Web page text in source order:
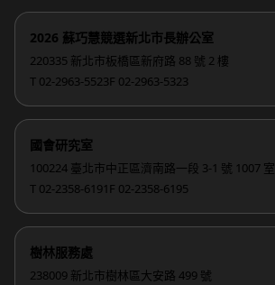
2026 蘇巧慧競選新北市長辦公室
220335 新北市板橋區新府路 88 號 2 樓
T 02-2963-5523F 02-2963-5323
國會研究室
100224 臺北市中正區濟南路一段 3-1 號 1007 室
T 02-2358-6191 F 02-2358-6195
樹林服務處
238009 新北市樹林區大安路 499 號